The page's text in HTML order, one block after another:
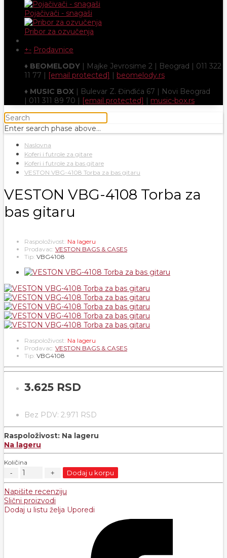
Pojačivači - snagaši
Pribor za ozvučenja
+- Prodavnice
♦ BEOMELODY | Majke Jevrosime 2 | Beograd | 011 322
11 77 | [email protected] | beomelody.rs
♦ MUSIC BOX | Bulevar Z. Đinđića 67 | Novi Beograd
| 011 311 89 70 | [email protected] | music-box.rs
Enter search phase above...
Naslovna
Koferi i futrole za gitare
Koferi i futrole za bas gitare
VESTON VBG-4108 Torba za bas gitaru
VESTON VBG-4108 Torba za
bas gitaru
Raspoloživost: Na lageru
Prodavac: VESTON BAGS & CASES
Tip: VBG4108
Raspoloživost: Na lageru
Prodavac: VESTON BAGS & CASES
Tip: VBG4108
3.625 RSD
Bez PDV: 2.971 RSD
Raspoloživost: Na lageru
Na lageru
Količina
Dodaj u korpu
Napišite recenziju
Slični proizvodi
Dodaj u listu želja Uporedi